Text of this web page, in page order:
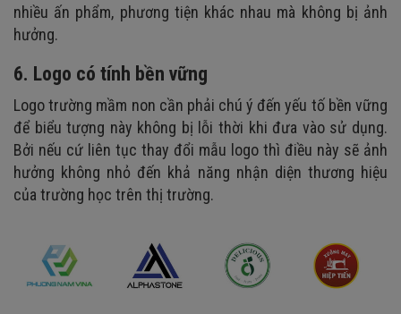
nhiều ấn phẩm, phương tiện khác nhau mà không bị ảnh
hưởng.
6. Logo có tính bền vững
Logo trường mầm non cần phải chú ý đến yếu tố bền vững
để biểu tượng này không bị lỗi thời khi đưa vào sử dụng.
Bởi nếu cứ liên tục thay đổi mẫu logo thì điều này sẽ ảnh
hưởng không nhỏ đến khả năng nhận diện thương hiệu
của trường học trên thị trường.